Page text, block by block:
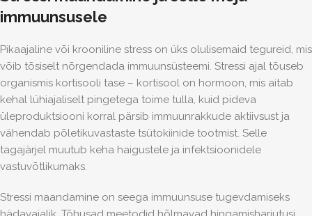
immuunsusele
Pikaajaline või krooniline stress on üks olulisemaid tegureid, mis
võib tõsiselt nõrgendada immuunsüsteemi. Stressi ajal tõuseb
organismis kortisooli tase – kortisool on hormoon, mis aitab
kehal lühiajaliselt pingetega toime tulla, kuid pideva
üleproduktsiooni korral pärsib immuunrakkude aktiivsust ja
vähendab põletikuvastaste tsütokiinide tootmist. Selle
tagajärjel muutub keha haigustele ja infektsioonidele
vastuvõtlikumaks.
Stressi maandamine on seega immuunsuse tugevdamiseks